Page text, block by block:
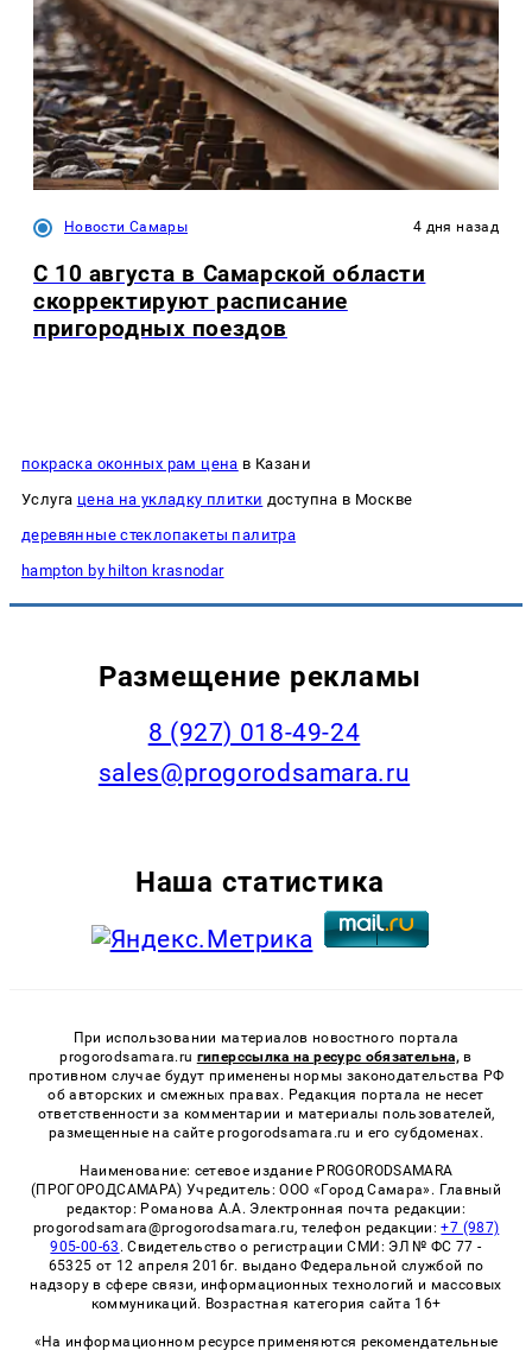
Новости Самары 4 дня назад
С 10 августа в Самарской области
скорректируют расписание
пригородных поездов
покраска оконных рам цена в Казани
Услуга цена на укладку плитки доступна в Москве
деревянные стеклопакеты палитра
hampton by hilton krasnodar
Размещение рекламы
8 (927) 018-49-24
sales@progorodsamara.ru
Наша статистика
При использовании материалов новостного портала
progorodsamara.ru гиперссылка на ресурс обязательна, в
противном случае будут применены нормы законодательства РФ
об авторских и смежных правах. Редакция портала не несет
ответственности за комментарии и материалы пользователей,
размещенные на сайте progorodsamara.ru и его субдоменах.
Наименование: сетевое издание PROGORODSAMARA
(ПРОГОРОДСАМАРА) Учредитель: ООО «Город Самара». Главный
редактор: Романова А.А. Электронная почта редакции:
progorodsamara@progorodsamara.ru, телефон редакции:+7 (987)
905-00-63 . Свидетельство о регистрации СМИ: ЭЛ № ФС 77 -
65325 от 12 апреля 2016г. выдано Федеральной службой по
надзору в сфере связи, информационных технологий и массовых
коммуникаций. Возрастная категория сайта 16+
«На информационном ресурсе применяются рекомендательные